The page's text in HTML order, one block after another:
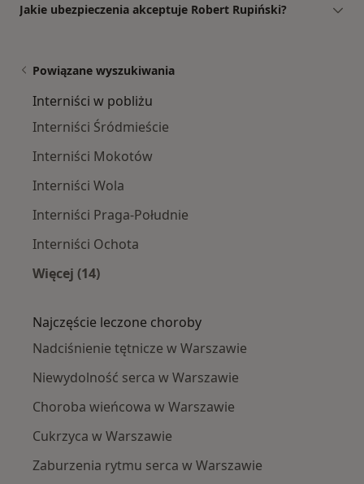
Jakie ubezpieczenia akceptuje Robert Rupiński?
Powiązane wyszukiwania
Interniści w pobliżu
Interniści Śródmieście
Interniści Mokotów
Interniści Wola
Interniści Praga-Południe
Interniści Ochota
Więcej (14)
Najczęście leczone choroby
Nadciśnienie tętnicze w Warszawie
Niewydolność serca w Warszawie
Choroba wieńcowa w Warszawie
Cukrzyca w Warszawie
Zaburzenia rytmu serca w Warszawie